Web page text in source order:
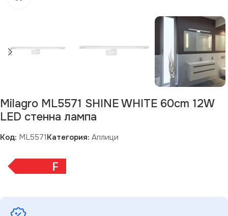
Milagro ML5571 SHINE WHITE 60cm 12W
LED стенна лампа
Код: ML5571Категория: Аплици
F